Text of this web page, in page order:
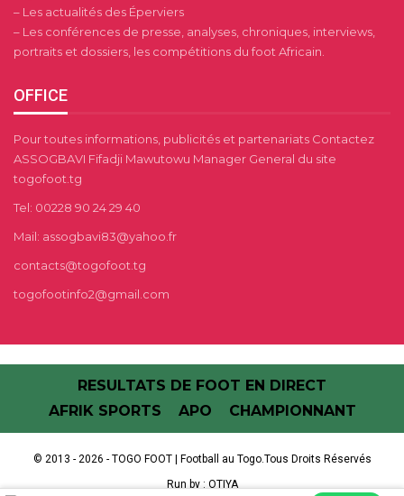
– Les actualités des Éperviers
– Les conférences de presse, analyses, chroniques, interviews,
portraits et dossiers, les compétitions du foot Africain.
OFFICE
Pour toutes informations, publicités et partenariats Contactez
ASSOGBAVI Fifadji Mawutowu Manager General du site
togofoot.tg
Tel: 00228 90 24 29 40
Mail: assogbavi83@yahoo.fr
contacts@togofoot.tg
togofootinfo2@gmail.com
RESULTATS DE FOOT EN DIRECT
AFRIK SPORTS
APO CHAMPIONNANT
© 2013 - 2026 - TOGO FOOT | Football au Togo.Tous Droits Réservés
Run by : OTIYA